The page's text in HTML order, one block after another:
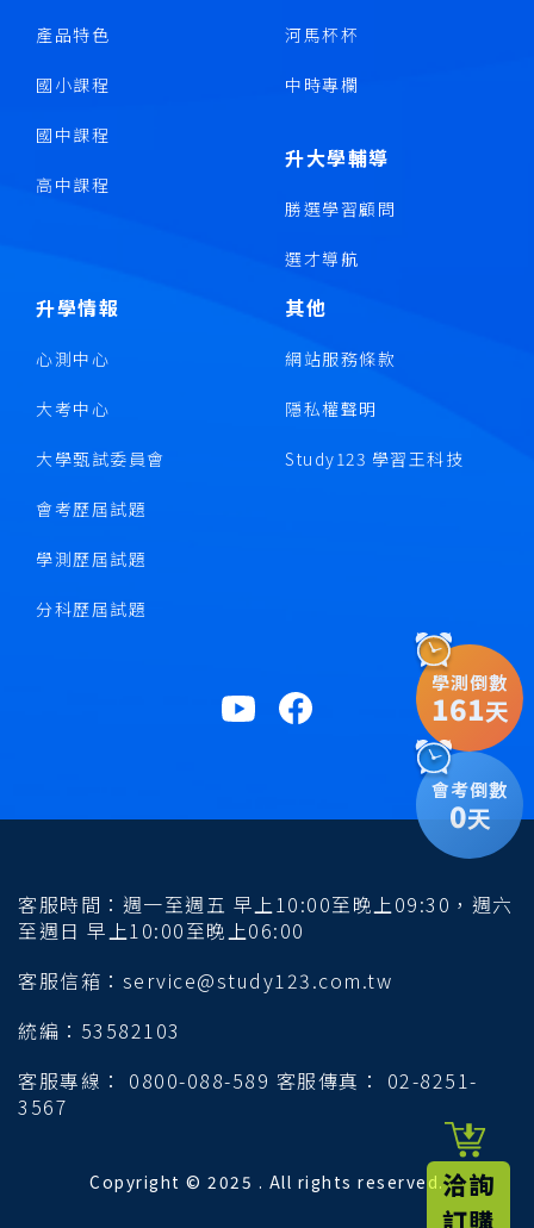
產品特色
國小課程
國中課程
高中課程
河馬杯杯
中時專欄
升大學輔導
勝選學習顧問
選才導航
升學情報
心測中心
大考中心
大學甄試委員會
會考歷屆試題
學測歷屆試題
分科歷屆試題
其他
網站服務條款
隱私權聲明
Study123 學習王科技
客服時間：週一至週五 早上10:00至晚上09:30，週六
至週日 早上10:00至晚上06:00
客服信箱：service@study123.com.tw
統編：53582103
客服專線： 0800-088-589 客服傳真： 02-8251-
3567
Copyright © 2025 . All rights reserved.
學測倒數
161天
會考倒數
0天
洽詢
訂購